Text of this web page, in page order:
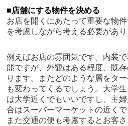
■店舗にする物件を決める
お店を開くにあたって重要な物
を考慮しながら考える必要があり
例えばお店の雰囲気です。内装
能ですが、外観はある程度、既
ります。またどのような層をタ
も変わってくるでしょう。大学
は大学近くでもいいですし、主
合はスーパーマーケットの近く
また交通の便も考慮するとお客